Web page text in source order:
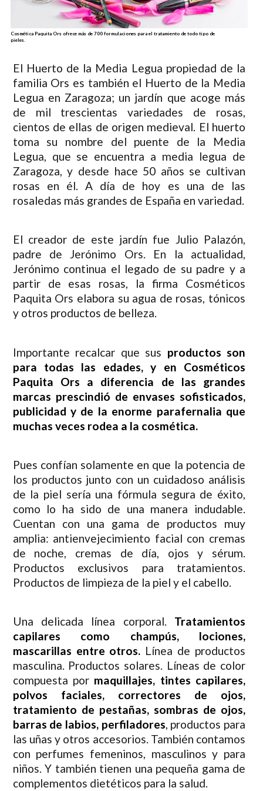
Cosmética Paquita Ors ofrece más de 700 formulaciones para el tratamiento de todo tipo de
pieles.
El Huerto de la Media Legua propiedad de la
familia Ors es también el Huerto de la Media
Legua en Zaragoza; un jardín que acoge más
de mil trescientas variedades de rosas,
cientos de ellas de origen medieval. El huerto
toma su nombre del puente de la Media
Legua, que se encuentra a media legua de
Zaragoza, y desde hace 50 años se cultivan
rosas en él. A día de hoy es una de las
rosaledas más grandes de España en variedad.
El creador de este jardín fue Julio Palazón,
padre de Jerónimo Ors. En la actualidad,
Jerónimo continua el legado de su padre y a
partir de esas rosas, la firma Cosméticos
Paquita Ors elabora su agua de rosas, tónicos
y otros productos de belleza.
Importante recalcar que sus productos son
para todas las edades, y en Cosméticos
Paquita Ors a diferencia de las grandes
marcas prescindió de envases sofisticados,
publicidad y de la enorme parafernalia que
muchas veces rodea a la cosmética.
Pues confían solamente en que la potencia de
los productos junto con un cuidadoso análisis
de la piel sería una fórmula segura de éxito,
como lo ha sido de una manera indudable.
Cuentan con una gama de productos muy
amplia: antienvejecimiento facial con cremas
de noche, cremas de día, ojos y sérum.
Productos exclusivos para tratamientos.
Productos de limpieza de la piel y el cabello.
Una delicada línea corporal. Tratamientos
capilares como champús, lociones,
mascarillas entre otros. Línea de productos
masculina. Productos solares. Líneas de color
compuesta por maquillajes, tintes capilares,
polvos faciales, correctores de ojos,
tratamiento de pestañas, sombras de ojos,
barras de labios, perfiladores, productos para
las uñas y otros accesorios. También contamos
con perfumes femeninos, masculinos y para
niños. Y también tienen una pequeña gama de
complementos dietéticos para la salud.